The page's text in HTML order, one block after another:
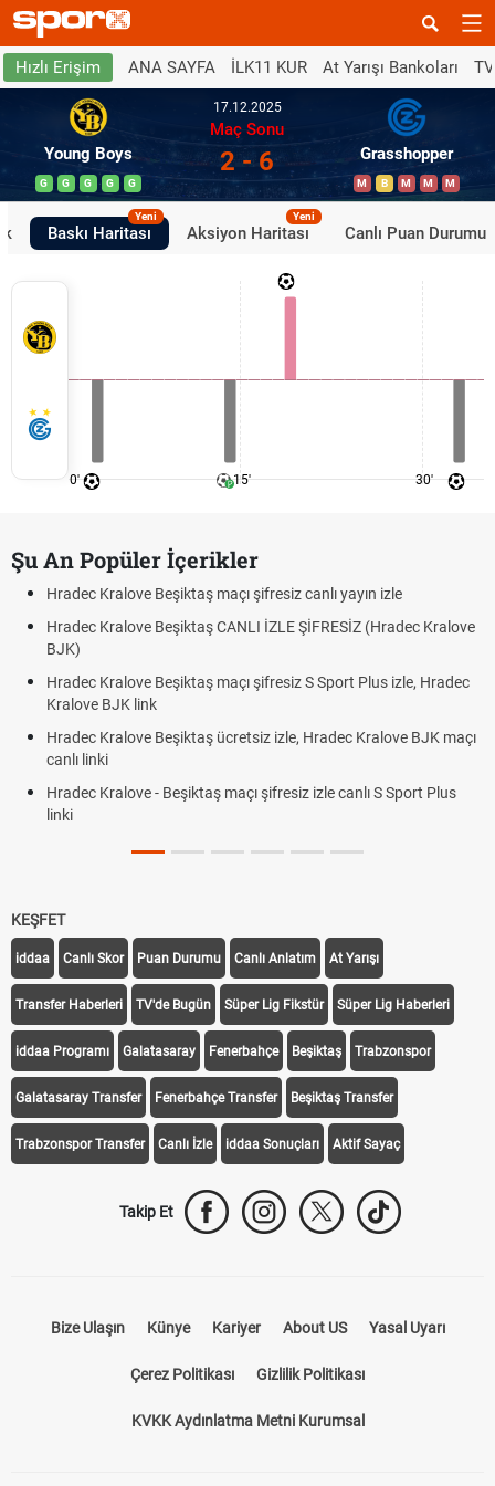
Hızlı Erişim ANA SAYFA İLK11 KUR At Yarışı Bankoları
Young Boys
G G G G G
17.12.2025
Maç Sonu
2 - 6 Grasshopper
M B M M M
Baskı Haritası
Yeni
Aksiyon Haritası
Yeni
Canlı Puan Durumu
0' 15' 30'
Şu An Popüler İçerikler
Hradec Kralove Beşiktaş maçı şifresiz canlı yayın izle
Hradec Kralove Beşiktaş CANLI İZLE ŞİFRESİZ (Hradec Kralove
BJK)
Hradec Kralove Beşiktaş maçı şifresiz S Sport Plus izle, Hradec
Kralove BJK link
Hradec Kralove Beşiktaş ücretsiz izle, Hradec Kralove BJK maçı
canlı linki
Hradec Kralove - Beşiktaş maçı şifresiz izle canlı S Sport Plus
linki
KEŞFET
iddaa Canlı Skor Puan Durumu Canlı Anlatım At Yarışı
Transfer Haberleri TV'de Bugün Süper Lig Fikstür Süper Lig Haberleri
iddaa Programı Galatasaray Fenerbahçe Beşiktaş Trabzonspor
Galatasaray Transfer Fenerbahçe Transfer Beşiktaş Transfer
Trabzonspor Transfer Canlı İzle iddaa Sonuçları Aktif Sayaç
Takip Et
Bize Ulaşın Künye Kariyer About US Yasal Uyarı
Çerez Politikası Gizlilik Politikası
KVKK Aydınlatma Metni Kurumsal